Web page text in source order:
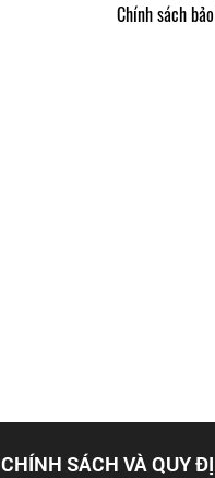
Chính sách
CHÍNH SÁCH VÀ QUY